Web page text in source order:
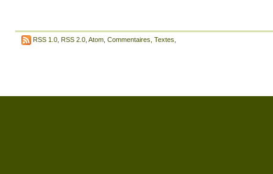
RSS 1.0 RSS 2.0 Atom Commentaires Textes